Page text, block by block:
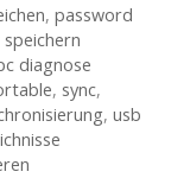
, password
diagnose
, sync,
, usb